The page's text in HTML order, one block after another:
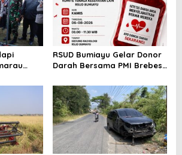
dan
RSUD Bumiayu Gelar Donor
Darah Bersama PMI Brebes
Indonesia